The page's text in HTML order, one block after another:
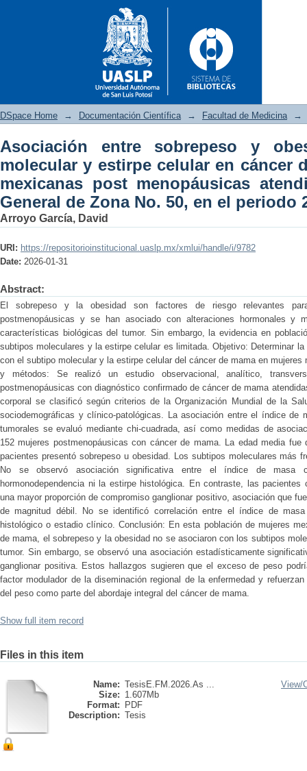
Asociación entre sobrepeso
cáncer de mama en
Hospital General de Zona No.
DSpace Home → Documentación Científica → Facultad de Medicina →
Asociación entre sobrepeso y
molecular y estirpe celular en cáncer
mexicanas post menopáusicas
General de Zona No. 50, en el periodo
Arroyo García, David
URI: https://repositorioinstitucional.uaslp.mx/xmlui/handle/i/9782
Date: 2026-01-31
Abstract:
El sobrepeso y la obesidad son factores de riesgo relevantes
postmenopáusicas y se han asociado con alteraciones hormonales y
características biológicas del tumor. Sin embargo, la evidencia en
subtipos moleculares y la estirpe celular es limitada. Objetivo: Determinar
con el subtipo molecular y la estirpe celular del cáncer de mama en
y métodos: Se realizó un estudio observacional, analítico,
postmenopáusicas con diagnóstico confirmado de cáncer de mama
corporal se clasificó según criterios de la Organización Mundial de la
sociodemográficas y clínico-patológicas. La asociación entre el índice de
tumorales se evaluó mediante chi-cuadrada, así como medidas de
152 mujeres postmenopáusicas con cáncer de mama. La edad media
pacientes presentó sobrepeso u obesidad. Los subtipos moleculares más
No se observó asociación significativa entre el índice de masa
hormonodependencia ni la estirpe histológica. En contraste, las pacientes
una mayor proporción de compromiso ganglionar positivo, asociación que
de magnitud débil. No se identificó correlación entre el índice de
histológico o estadio clínico. Conclusión: En esta población de mujeres
de mama, el sobrepeso y la obesidad no se asociaron con los subtipos
tumor. Sin embargo, se observó una asociación estadísticamente
ganglionar positiva. Estos hallazgos sugieren que el exceso de peso
factor modulador de la diseminación regional de la enfermedad y
del peso como parte del abordaje integral del cáncer de mama.
Show full item record
Files in this item
Name: TesisE.FM.2026.As ...
Size: 1.607Mb
Format:
PDF
Description: Tesis
View/